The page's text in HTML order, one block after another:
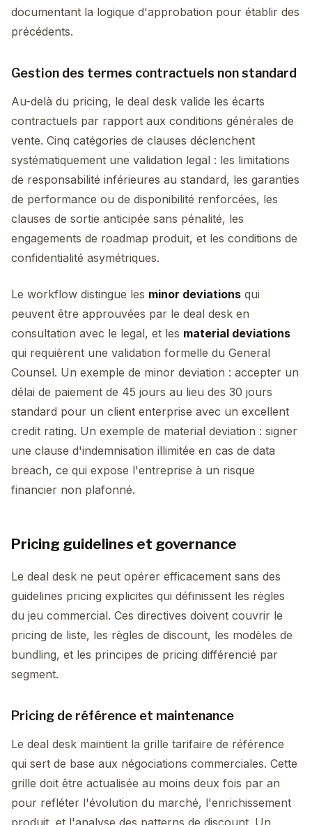
documentant la logique d'approbation pour établir des
précédents.
Gestion des termes contractuels non standard
Au-delà du pricing, le deal desk valide les écarts
contractuels par rapport aux conditions générales de
vente. Cinq catégories de clauses déclenchent
systématiquement une validation legal : les limitations
de responsabilité inférieures au standard, les garanties
de performance ou de disponibilité renforcées, les
clauses de sortie anticipée sans pénalité, les
engagements de roadmap produit, et les conditions de
confidentialité asymétriques.
Le workflow distingue les minor deviations qui
peuvent être approuvées par le deal desk en
consultation avec le legal, et les material deviations
qui requièrent une validation formelle du General
Counsel. Un exemple de minor deviation : accepter un
délai de paiement de 45 jours au lieu des 30 jours
standard pour un client enterprise avec un excellent
credit rating. Un exemple de material deviation : signer
une clause d'indemnisation illimitée en cas de data
breach, ce qui expose l'entreprise à un risque
financier non plafonné.
Pricing guidelines et governance
Le deal desk ne peut opérer efficacement sans des
guidelines pricing explicites qui définissent les règles
du jeu commercial. Ces directives doivent couvrir le
pricing de liste, les règles de discount, les modèles de
bundling, et les principes de pricing différencié par
segment.
Pricing de référence et maintenance
Le deal desk maintient la grille tarifaire de référence
qui sert de base aux négociations commerciales. Cette
grille doit être actualisée au moins deux fois par an
pour refléter l'évolution du marché, l'enrichissement
produit, et l'analyse des patterns de discount. Un